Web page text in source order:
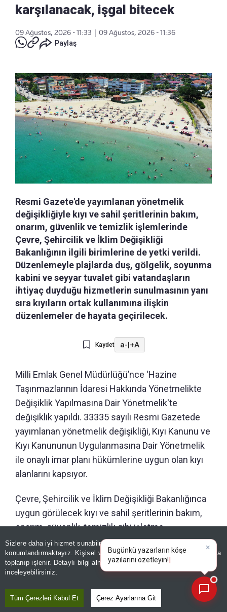
Sizlere daha iyi hizmet sunabilmek adına sitemizde
konumlandırmaktayız. Kişisel verileriniz, KVKK ve GDPR kapsamında
toplanıp işlenir. Detaylı bilgi almak içinAydınlatma Metnimizi
inceleyebilirsiniz.
Tüm Çerezleri Kabul Et Çerez Ayarlarına Git
karşılanacak, işgal bitecek
09 Ağustos, 2026 - 11:33
09 Ağustos, 2026 - 11:36
Paylaş
Resmi Gazete'de yayımlanan yönetmelik
değişikliğiyle kıyı ve sahil şeritlerinin bakım,
onarım, güvenlik ve temizlik işlemlerinde
Çevre, Şehircilik ve İklim Değişikliği
Bakanlığının ilgili birimlerine de yetki verildi.
Düzenlemeyle plajlarda duş, gölgelik, soyunma
kabini ve seyyar tuvalet gibi vatandaşların
ihtiyaç duyduğu hizmetlerin sunulmasının yanı
sıra kıyıların ortak kullanımına ilişkin
düzenlemeler de hayata geçirilecek.
Kaydet a-|+A
Milli Emlak Genel Müdürlüğü’nce 'Hazine
Taşınmazlarının İdaresi Hakkında Yönetmelikte
Değişiklik Yapılmasına Dair Yönetmelik'te
değişiklik yapıldı. 33335 sayılı Resmi Gazetede
yayımlanan yönetmelik değişikliği, Kıyı Kanunu ve
Kıyı Kanununun Uygulanmasına Dair Yönetmelik
ile onaylı imar planı hükümlerine uygun olan kıyı
alanlarını kapsıyor.
Çevre, Şehircilik ve İklim Değişikliği Bakanlığınca
uygun görülecek kıyı ve sahil şeritlerinin bakım,
onarım, güvenlik, temizlik gibi işletme
uygulamalarına ilişkin işlemler, belediyeler ve
mahalli idare birliklerinin yanı sıra, Bakanlığın ilgili
birimlerinin de yapabilmesine imkan tanındı.
×
Bugünkü yazarların köşe
yazıları